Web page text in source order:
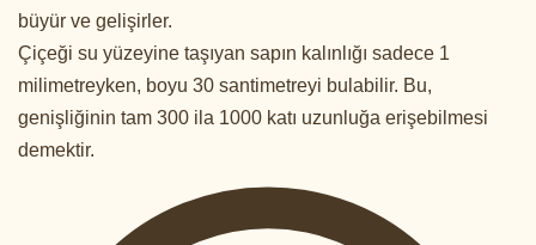
büyür ve gelişirler.
Çiçeği su yüzeyine taşıyan sapın kalınlığı sadece 1
milimetreyken, boyu 30 santimetreyi bulabilir. Bu,
genişliğinin tam 300 ila 1000 katı uzunluğa erişebilmesi
demektir.